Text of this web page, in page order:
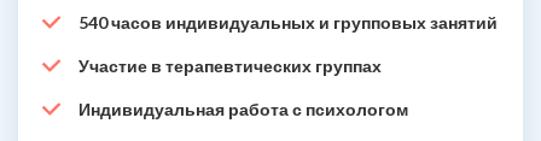
540 часов индивидуальных и групповых занятий
Участие в терапевтических группах
Индивидуальная работа с психологом